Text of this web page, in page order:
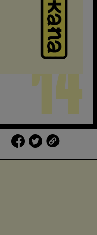
14